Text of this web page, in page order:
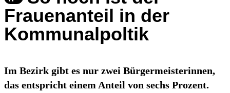
Frauenanteil in der
Kommunalpoltik
Im Bezirk gibt es nur zwei Bürgermeisterinnen,
das entspricht einem Anteil von sechs Prozent.